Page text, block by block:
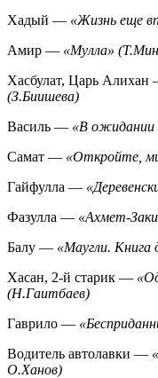
Хадый — «Жизнь еще
Амир — «Мулла»
Хасбулат, Царь Алихан
(З.Биишева)
Василь — «В ожидании
Самат — «Откройте,
Гайфулла —
Фазулла — «Ахмет-
Балу — «Маугли. Книга
Хасан, 2-й старик —
(Н.Гаитбаев)
Гаврило —
Водитель автолавки —
О.Ханов)